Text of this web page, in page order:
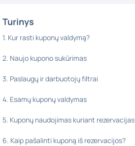
Turinys
1. Kur rasti kuponų valdymą?
2. Naujo kupono sukūrimas
3. Paslaugų ir darbuotojų filtrai
4. Esamų kuponų valdymas
5. Kuponų naudojimas kuriant rezervacijas
6. Kaip pašalinti kuponą iš rezervacijos?